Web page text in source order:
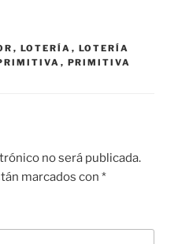
dI
n
a
m
ar
tir
, LOTERÍA , LOTERÍA
, PRIMITIVA
no será publicada.
marcados con *